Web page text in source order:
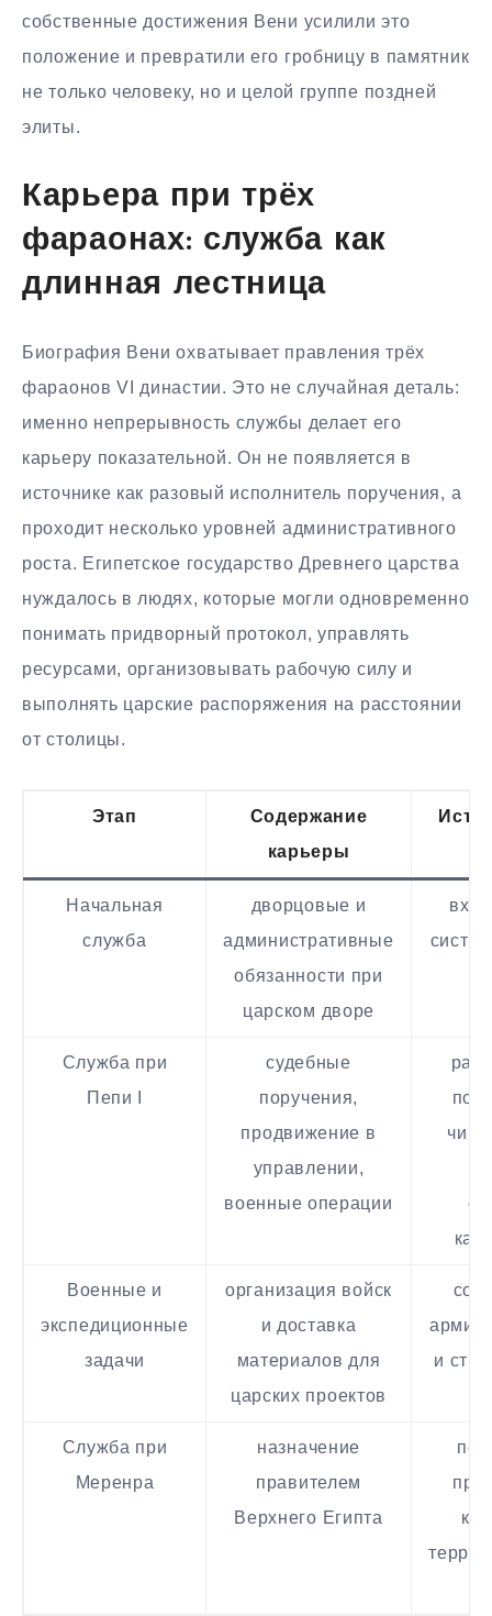
собственные достижения Вени усилили это
положение и превратили его гробницу в памятник
не только человеку, но и целой группе поздней
элиты.
Карьера при трёх
фараонах: служба как
длинная лестница
Биография Вени охватывает правления трёх
фараонов VI династии. Это не случайная деталь:
именно непрерывность службы делает его
карьеру показательной. Он не появляется в
источнике как разовый исполнитель поручения, а
проходит несколько уровней административного
роста. Египетское государство Древнего царства
нуждалось в людях, которые могли одновременно
понимать придворный протокол, управлять
ресурсами, организовывать рабочую силу и
выполнять царские распоряжения на расстоянии
от столицы.
Этап
Содержание
карьеры
Начальная
служба
дворцовые и
административные
обязанности при
царском дворе
Служба при
Пепи I
судебные
поручения,
продвижение в
управлении,
военные операции
Военные и
экспедиционные
задачи
организация войск
и доставка
материалов для
царских проектов
армии,
и
Служба при
Меренра
назначение
правителем
Верхнего Египта